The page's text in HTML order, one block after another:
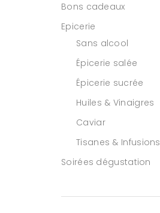
Bons cadeaux
Epicerie
Sans alcool
Épicerie salée
Épicerie sucrée
Huiles & Vinaigres
Caviar
Tisanes & Infusions
Soirées dégustation